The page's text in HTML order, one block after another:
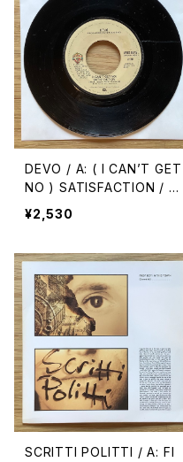
DEVO / A: ( I CAN’T GET
NO ) SATISFACTION / B:
UNCONTROLLABLE URG
¥2,530
SCRITTI POLITTI / A: FI